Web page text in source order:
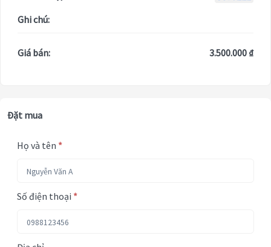
Ghi chú:
Giá bán: 3.500.000 ₫
Đặt mua
Họ và tên *
Số điện thoại *